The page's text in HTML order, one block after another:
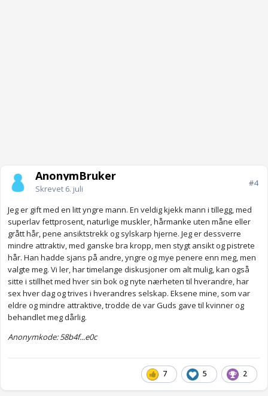
AnonymBruker
Skrevet 6. juli
#4
Jeg er gift med en litt yngre mann. En veldig kjekk mann i tillegg, med
superlav fettprosent, naturlige muskler, hårmanke uten måne eller
grått hår, pene ansiktstrekk og sylskarp hjerne. Jeg er dessverre
mindre attraktiv, med ganske bra kropp, men stygt ansikt og pistrete
hår. Han hadde sjans på andre, yngre og mye penere enn meg, men
valgte meg. Vi ler, har timelange diskusjoner om alt mulig, kan også
sitte i stillhet med hver sin bok og nyte nærheten til hverandre, har
sex hver dag og trives i hverandres selskap. Eksene mine, som var
eldre og mindre attraktive, trodde de var Guds gave til kvinner og
behandlet meg dårlig.
Anonymkode: 58b4f...e0c
7 5 2